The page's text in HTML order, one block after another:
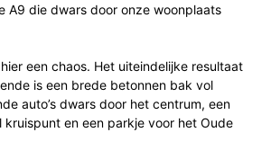
A9 die dwars door onze woonplaats
een chaos. Het uiteindelijke resultaat
is een brede betonnen bak vol
auto’s dwars door het centrum, een
kruispunt en een parkje voor het Oude